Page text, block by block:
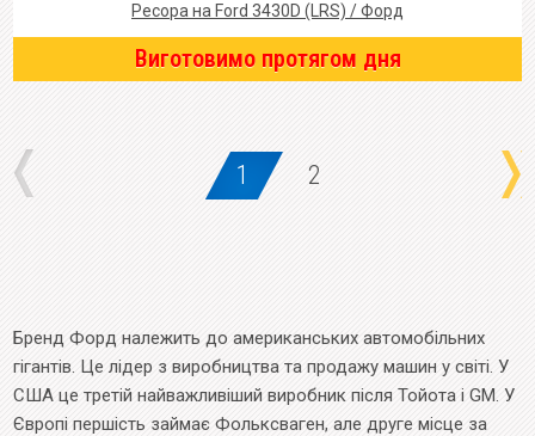
Бренд Форд належить до американських автомобільних
гігантів. Це лідер з виробництва та продажу машин у світі. У
США це третій найважливіший виробник після Тойота і GM. У
Європі першість займає Фольксваген, але друге місце за
Ресора на Ford 3430D (LRS) / Форд
Виготовимо протягом дня
1 2